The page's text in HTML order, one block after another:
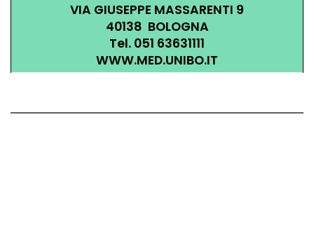
VIA GIUSEPPE MASSARENTI 9
40138 BOLOGNA
Tel. 051 63631111
WWW.MED.UNIBO.IT